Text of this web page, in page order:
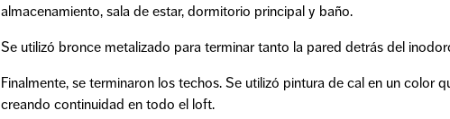
almacenamiento, sala de estar, dormitorio principal y baño.
Se utilizó bronce metalizado para terminar tanto la pared detrás del
Finalmente, se terminaron los techos. Se utilizó pintura de cal en un color
creando continuidad en todo el loft.